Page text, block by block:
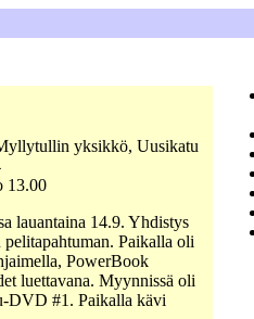
yksikkö, Uusikatu
13.00
lauantaina 14.9. Yhdistys
Paikalla oli
PowerBook
luettavana. Myynnissä oli
DVD #1. Paikalla kävi